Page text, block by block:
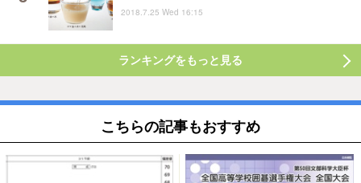
2018.7.25 Wed 16:15
ランキングをもっと見る
こちらの記事もおすすめ